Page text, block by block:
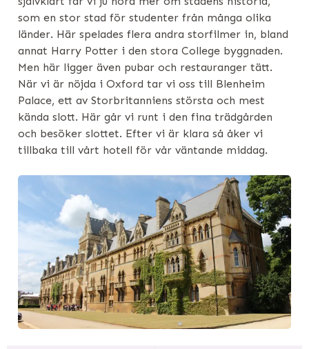
som en stor stad för studenter från många olika
länder. Här spelades flera andra storfilmer in, bland
annat Harry Potter i den stora College byggnaden.
Men här ligger även pubar och restauranger tätt.
När vi är nöjda i Oxford tar vi oss till Blenheim
Palace, ett av Storbritanniens största och mest
kända slott. Här går vi runt i den fina trädgården
och besöker slottet. Efter vi är klara så åker vi
tillbaka till vårt hotell för vår väntande middag.